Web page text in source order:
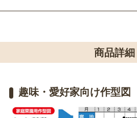
商品詳細
趣味・愛好家向け作型図